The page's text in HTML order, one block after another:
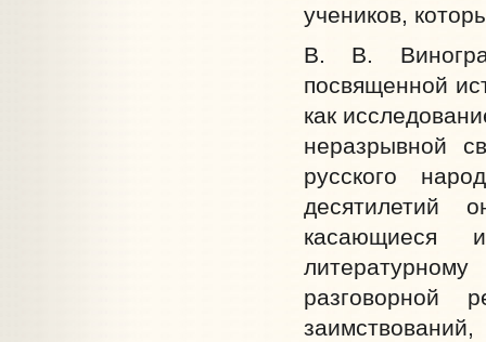
учеников,
В. В.
посвященной
как
неразрывной
русского
десятилетий
касающиеся
разговорной